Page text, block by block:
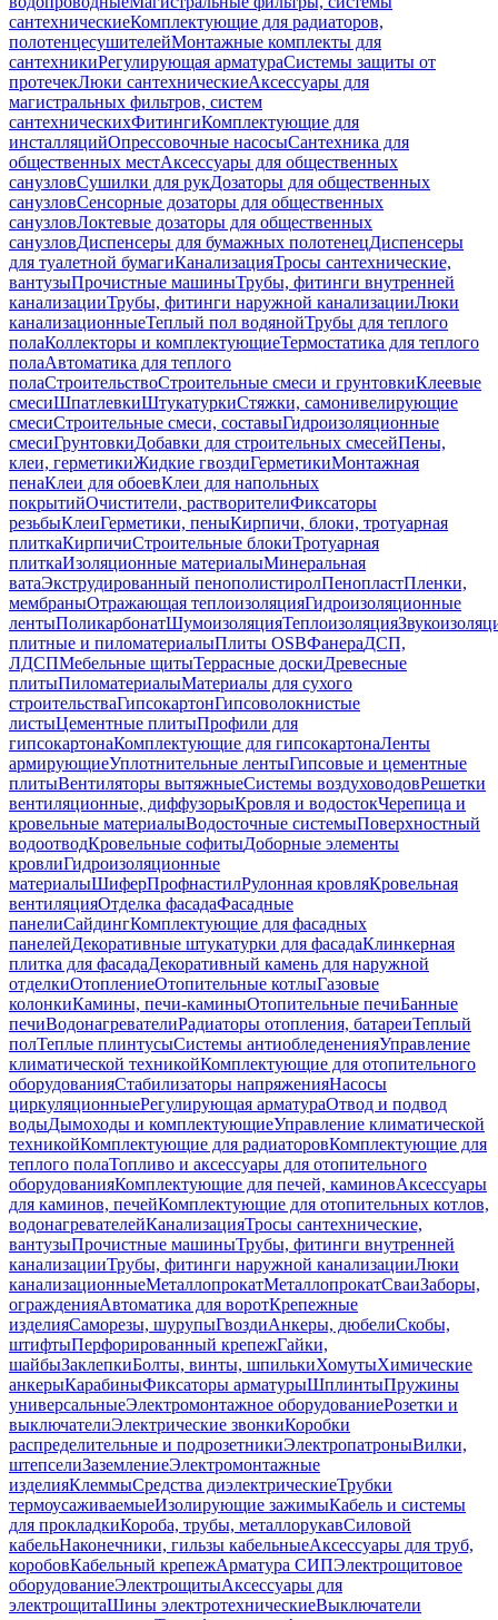
сантехническиеКомплектующие для радиаторов,
полотенцесушителейМонтажные комплекты для
сантехникиРегулирующая арматураСистемы защиты от
протечекЛюки сантехническиеАксессуары для
магистральных фильтров, систем
сантехническихФитингиКомплектующие для
инсталляцийОпрессовочные насосыСантехника для
общественных местАксессуары для общественных
санузловСушилки для рукДозаторы для общественных
санузловСенсорные дозаторы для общественных
санузловЛоктевые дозаторы для общественных
санузловДиспенсеры для бумажных полотенецДиспенсеры
для туалетной бумагиКанализацияТросы сантехнические,
вантузыПрочистные машиныТрубы, фитинги внутренней
канализацииТрубы, фитинги наружной канализацииЛюки
канализационныеТеплый пол водянойТрубы для теплого
полаКоллекторы и комплектующиеТермостатика для теплого
полаАвтоматика для теплого
полаСтроительствоСтроительные смеси и грунтовкиКлеевые
смесиШпатлевкиШтукатуркиСтяжки, самонивелирующие
смесиСтроительные смеси, составыГидроизоляционные
смесиГрунтовкиДобавки для строительных смесейПены,
клеи, герметикиЖидкие гвоздиГерметикиМонтажная
пенаКлеи для обоевКлеи для напольных
покрытийОчистители, растворителиФиксаторы
резьбыКлеиГерметики, пеныКирпичи, блоки, тротуарная
плиткаКирпичиСтроительные блокиТротуарная
плиткаИзоляционные материалыМинеральная
ватаЭкструдированный пенополистиролПенопластПленки,
мембраныОтражающая теплоизоляцияГидроизоляционные
лентыПоликарбонатШумоизоляцияТеплоизоляция
плитные и пиломатериалыПлиты OSBФанераДСП,
ЛДСПМебельные щитыТеррасные доскиДревесные
плитыПиломатериалыМатериалы для сухого
строительстваГипсокартонГипсоволокнистые
листыЦементные плитыПрофили для
гипсокартонаКомплектующие для гипсокартонаЛенты
армирующиеУплотнительные лентыГипсовые и цементные
плитыВентиляторы вытяжныеСистемы воздуховодовРешетки
вентиляционные, диффузорыКровля и водостокЧерепица и
кровельные материалыВодосточные системыПоверхностный
водоотводКровельные софитыДоборные элементы
кровлиГидроизоляционные
материалыШиферПрофнастилРулонная кровляКровельная
вентиляцияОтделка фасадаФасадные
панелиСайдингКомплектующие для фасадных
панелейДекоративные штукатурки для фасадаКлинкерная
плитка для фасадаДекоративный камень для наружной
отделкиОтоплениеОтопительные котлыГазовые
колонкиКамины, печи-каминыОтопительные печиБанные
печиВодонагревателиРадиаторы отопления, батареиТеплый
полТеплые плинтусыСистемы антиобледененияУправление
климатической техникойКомплектующие для отопительного
оборудованияСтабилизаторы напряженияНасосы
циркуляционныеРегулирующая арматураОтвод и подвод
водыДымоходы и комплектующиеУправление климатической
техникойКомплектующие для радиаторовКомплектующие для
теплого полаТопливо и аксессуары для отопительного
оборудованияКомплектующие для печей, каминовАксессуары
для каминов, печейКомплектующие для отопительных котлов,
водонагревателейКанализацияТросы сантехнические,
вантузыПрочистные машиныТрубы, фитинги внутренней
канализацииТрубы, фитинги наружной канализацииЛюки
канализационныеМеталлопрокатМеталлопрокатСваиЗаборы,
огражденияАвтоматика для воротКрепежные
изделияСаморезы, шурупыГвоздиАнкеры, дюбелиСкобы,
штифтыПерфорированный крепежГайки,
шайбыЗаклепкиБолты, винты, шпилькиХомутыХимические
анкерыКарабиныФиксаторы арматурыШплинтыПружины
универсальныеЭлектромонтажное оборудованиеРозетки и
выключателиЭлектрические звонкиКоробки
распределительные и подрозетникиЭлектропатроныВилки,
штепселиЗаземлениеЭлектромонтажные
изделияКлеммыСредства диэлектрическиеТрубки
термоусаживаемыеИзолирующие зажимыКабель и системы
для прокладкиКороба, трубы, металлорукавСиловой
кабельНаконечники, гильзы кабельныеАксессуары для труб,
коробовКабельный крепежАрматура СИПЭлектрощитовое
оборудованиеЭлектрощитыАксессуары для
электрощитаШины электротехническиеВыключатели